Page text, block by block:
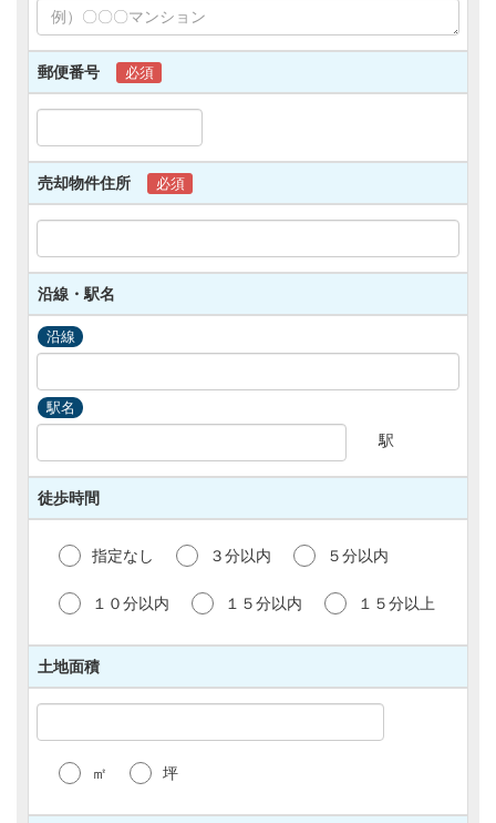
着状況の確認。
(5)お客様から寄せられたご意見およびアンケー
ト類の集計・連絡・確認等。
2)以下の各号に従って当サイトで収集された情報
は、前項各号に記載されている範囲内においての
(1)当サイトでは、お客様へ提供するサービスの
向上や統計データ取得のため、Cookie（クッキ
ー）やウェブビーコン等を使用する場合がござい
ます。これらと当サイトご利用上お客様が使用さ
との組合せによる情報は、お客様の当サイトご利
用状況として当社にて取扱うものとします。
(2)お客様にお届けする当社サービスに関するご
案内のメール等には、お客様を識別する暗号化さ
される情報は、お客様の閲覧情報として当社にて
(3)その他、当サイトでは、お客様のアクセスロ
グからIPアドレスや接続元ドメイン等の情報を収
集する場合がございます。これらの情報は当サイ
のとします。
【個人情報の管理】
当サイトで取得された個人情報は、以下のとおり
管理されます。
(2)個人情報を利用できる従業員を必要最小限に
ステム担当者のみがアクセスできる環境下にて保
管・管理しております。
(3)インターネットによる個人情報に関するデー
タの伝送に対して、セキュリティ確保のため必要
郵便番号 必須
売却物件住所 必須
沿線・駅名
沿線
駅名
駅
徒歩時間
指定なし ３分以内 ５分以内
１０分以内 １５分以内 １５分以上
土地面積
㎡ 坪